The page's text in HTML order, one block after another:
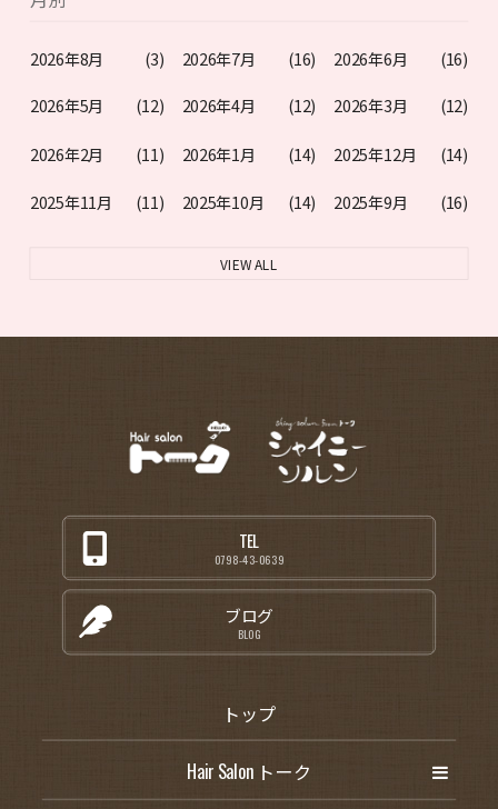
2026年8月 (3) 2026年7月 (16) 2026年6月 (16)
2026年5月 (12) 2026年4月 (12) 2026年3月 (12)
2026年2月 (11) 2026年1月 (14) 2025年12月 (14)
2025年11月 (11) 2025年10月 (14) 2025年9月 (16)
VIEW ALL
TEL
0798-43-0639
ブログ
BLOG
トップ
Hair Salon トーク